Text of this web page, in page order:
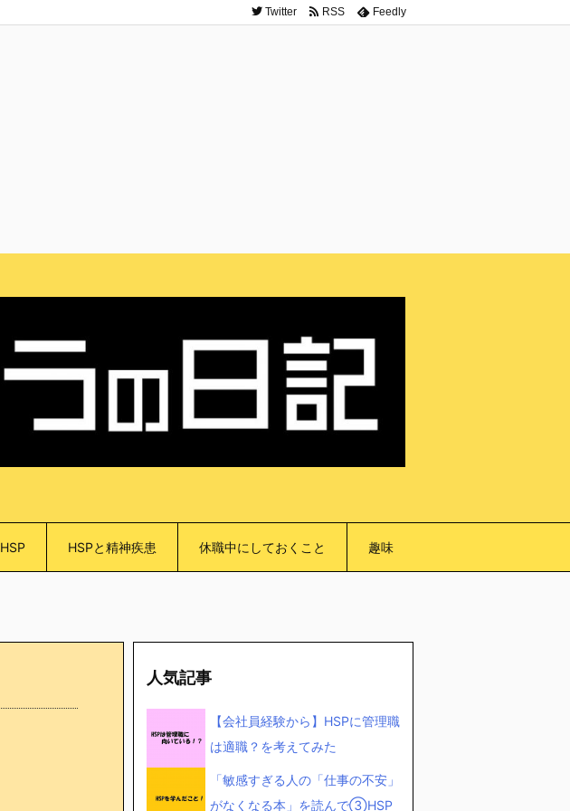
HSP HSPと精神疾患 休職中にしておくこと 趣味
Twitter RSS Feedly
人気記事
【会社員経験から】HSPに管理職
は適職？を考えてみた
「敏感すぎる人の「仕事の不安」
がなくなる本」を読んで③HSP